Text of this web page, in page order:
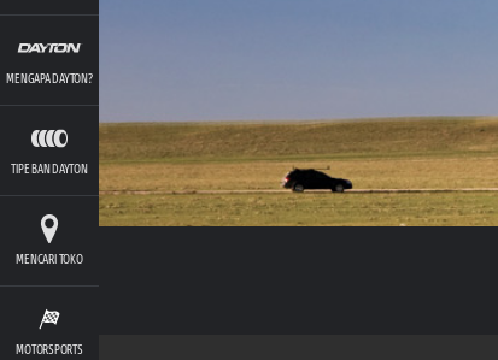
MENGAPA DAYTON?
TIPE BAN DAYTON
MENCARI TOKO
MOTORSPORTS